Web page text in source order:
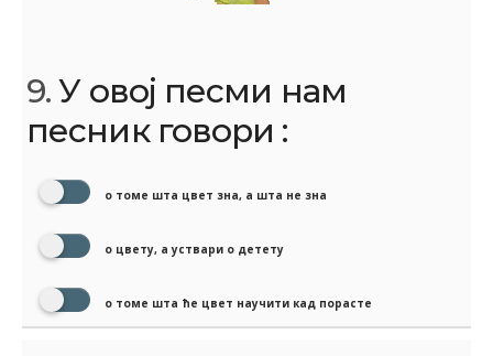
9.У овој песми нам
песник говори :
о томе шта цвет зна, а шта не зна
о цвету, а уствари о детету
о томе шта ће цвет научити кад порасте